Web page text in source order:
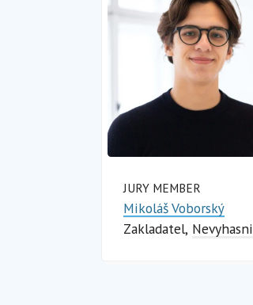
JURY MEMBER
Mikoláš Voborský
Zakladatel Nevyhasni